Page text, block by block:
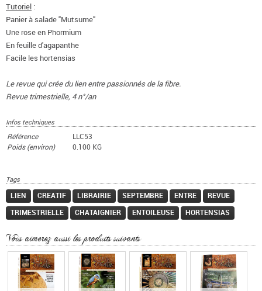
Tutoriel :
Panier à salade "Mutsume"
Une rose en Phormium
En feuille d'agapanthe
Facile les hortensias
Le revue qui crée du lien entre passionnés de la fibre.
Revue trimestrielle, 4 n°/an
Infos techniques
Référence
LLC53
Poids (environ)
0.100 KG
Tags
LIEN CREATIF LIBRAIRIE SEPTEMBRE ENTRE
REVUE
TRIMESTRIELLE
CHATAIGNIER ENTOILEUSE HORTENSIAS
Vous aimerez aussi les produits suivants